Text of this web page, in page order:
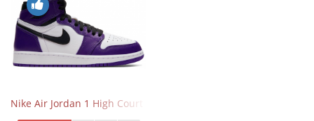
Nike Air Jordan 1 High Court Purple 2.0